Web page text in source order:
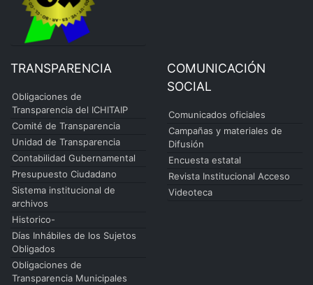
TRANSPARENCIA
Obligaciones de
Transparencia del ICHITAIP
Comité de Transparencia
Unidad de Transparencia
Contabilidad Gubernamental
Presupuesto Ciudadano
Sistema institucional de
archivos
Historico-
Días Inhábiles de los Sujetos
Obligados
Obligaciones de
Transparencia Municipales
COMUNICACIÓN
SOCIAL
Comunicados oficiales
Campañas y materiales de
Difusión
Encuesta estatal
Revista Institucional Acceso
Videoteca